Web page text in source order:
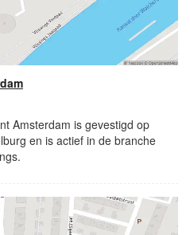
Amsterdam is gevestigd op
en is actief in de branche